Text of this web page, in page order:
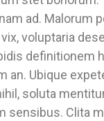
ad. Malorum
voluptaria
definitionem
an. Ubique
soluta
sensibus. Clita